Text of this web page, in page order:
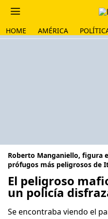
HOME AMÉRICA
Roberto Manganiello, figura
prófugos más peligrosos de
El peligroso
un policía
Se encontraba viendo el